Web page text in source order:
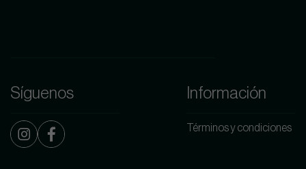
Síguenos Información
Términos y condiciones